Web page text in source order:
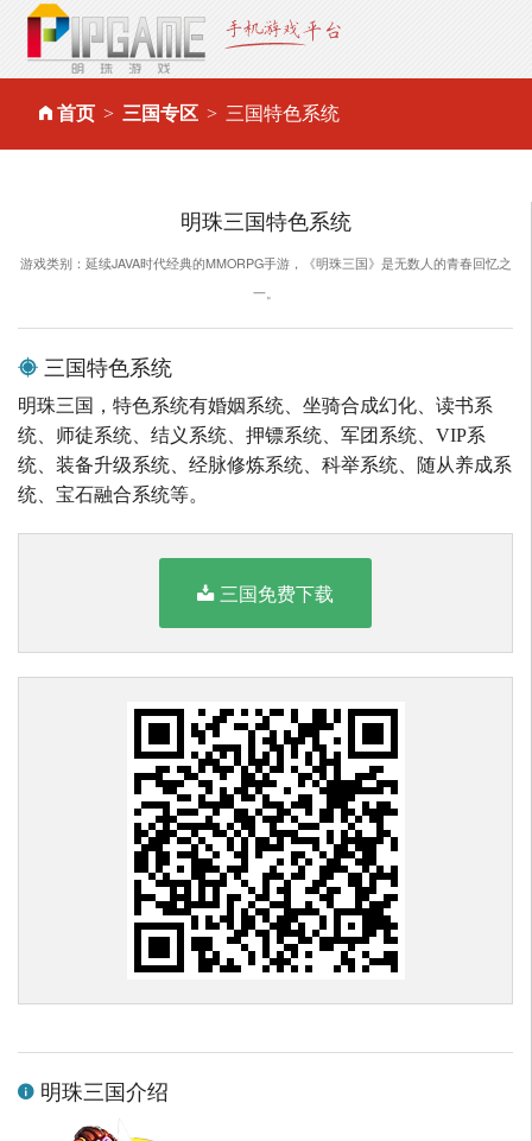
首页 三国专区 三国特色系统
明珠三国特色系统
游戏类别：延续JAVA时代经典的MMORPG手游，《明珠三国》是无数人的青春回忆之
一。
三国特色系统
明珠三国，特色系统有婚姻系统、坐骑合成幻化、读书系
统、师徒系统、结义系统、押镖系统、军团系统、VIP系
统、装备升级系统、经脉修炼系统、科举系统、随从养成系
统、宝石融合系统等。
三国免费下载
明珠三国介绍